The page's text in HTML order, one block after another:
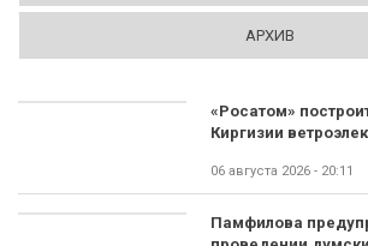
АРХИВ
«Росатом»
Киргизии
06 августа 2026 - 20:11
Памфилова